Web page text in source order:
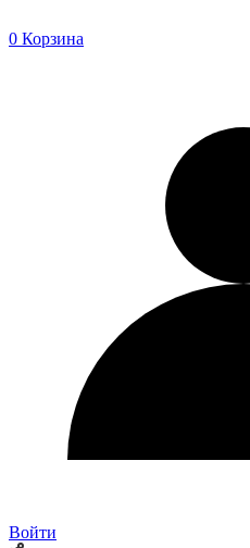
0 Корзина
Войти